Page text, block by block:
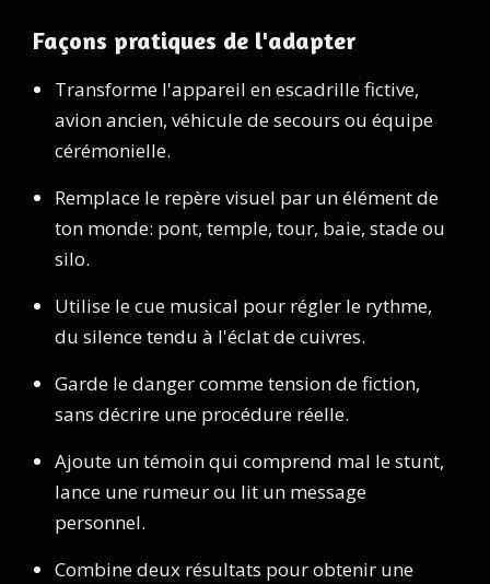
Façons pratiques de l'adapter
Transforme l'appareil en escadrille fictive,
avion ancien, véhicule de secours ou équipe
cérémonielle.
Remplace le repère visuel par un élément de
ton monde: pont, temple, tour, baie, stade ou
silo.
Utilise le cue musical pour régler le rythme,
du silence tendu à l'éclat de cuivres.
Garde le danger comme tension de fiction,
sans décrire une procédure réelle.
Ajoute un témoin qui comprend mal le stunt,
lance une rumeur ou lit un message
personnel.
Combine deux résultats pour obtenir une